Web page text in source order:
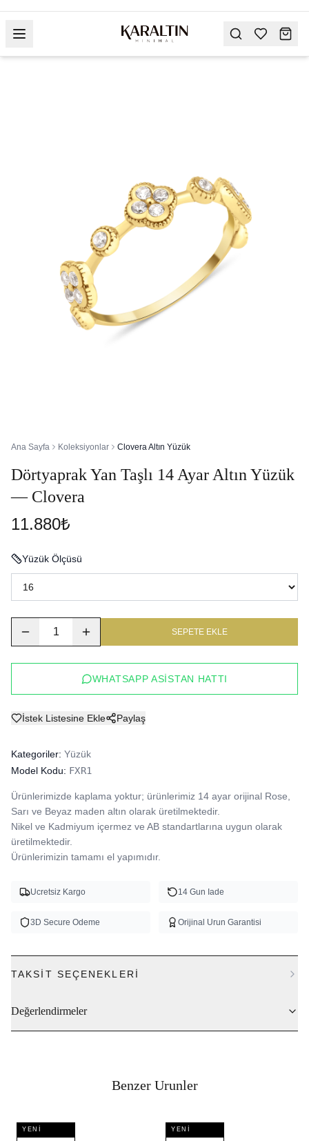
Ana Sayfa Koleksiyonlar Clovera Altın Yüzük
Dörtyaprak Yan Taşlı 14 Ayar Altın Yüzük
— Clovera
11.880₺
Yüzük Ölçüsü
1 SEPETE EKLE
WHATSAPP ASISTAN HATTI
İstek Listesine Ekle Paylaş
Kategoriler: Yüzük
Model Kodu: FXR1
Ürünlerimizde kaplama yoktur; ürünlerimiz 14 ayar orijinal Rose,
Sarı ve Beyaz maden altın olarak üretilmektedir.
Nikel ve Kadmiyum içermez ve AB standartlarına uygun olarak
üretilmektedir.
Ürünlerimizin tamamı el yapımıdır.
Ucretsiz Kargo 14 Gun Iade
3D Secure Odeme Orijinal Urun Garantisi
TAKSIT SEÇENEKLERI
Değerlendirmeler
Benzer Urunler
YENI YENI